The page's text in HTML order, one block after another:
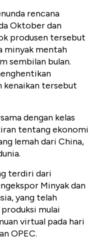
rencana
Oktober dan
produsen tersebut
minyak mentah
sembilan bulan.
kenaikan tersebut
dengan kelas
tentang ekonomi
lemah dari China,
terdiri dari
Minyak dan
yang telah
mulai
virtual pada hari
OPEC.